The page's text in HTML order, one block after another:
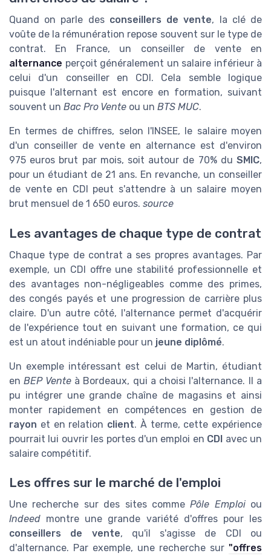
Quand on parle des conseillers de vente, la clé de
voûte de la rémunération repose souvent sur le type de
contrat. En France, un conseiller de vente en
alternance perçoit généralement un salaire inférieur à
celui d'un conseiller en CDI. Cela semble logique
puisque l'alternant est encore en formation, suivant
souvent un Bac Pro Vente ou un BTS MUC.
En termes de chiffres, selon l'INSEE, le salaire moyen
d'un conseiller de vente en alternance est d'environ
975 euros brut par mois, soit autour de 70% du SMIC,
pour un étudiant de 21 ans. En revanche, un conseiller
de vente en CDI peut s'attendre à un salaire moyen
brut mensuel de 1 650 euros. source
Les avantages de chaque type de contrat
Chaque type de contrat a ses propres avantages. Par
exemple, un CDI offre une stabilité professionnelle et
des avantages non-négligeables comme des primes,
des congés payés et une progression de carrière plus
claire. D'un autre côté, l'alternance permet d'acquérir
de l'expérience tout en suivant une formation, ce qui
est un atout indéniable pour un jeune diplômé.
Un exemple intéressant est celui de Martin, étudiant
enBEP Venteà Bordeaux, qui a choisi l'alternance. Il a
pu intégrer une grande chaîne de magasins et ainsi
monter rapidement en compétences en gestion de
rayon et en relation client. À terme, cette expérience
pourrait lui ouvrir les portes d'un emploi en CDI avec un
salaire compétitif.
Les offres sur le marché de l'emploi
Une recherche sur des sites commePôle Emploiou
Indeed montre une grande variété d'offres pour les
conseillers de vente, qu'il s'agisse de CDI ou
d'alternance. Par exemple, une recherche sur "offres